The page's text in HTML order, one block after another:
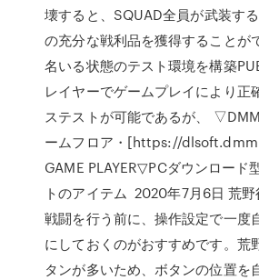
壊すると、SQUAD全員が武装す
の充分な戦利品を獲得することが
名いる状態のテスト環境を構築
レイヤーでゲームプレイにより正
ステストが可能であるが、
ームフロア・[https://
GAME PLAYER▽PCダウンロード
トのアイテム 2020年7月6日 荒
戦闘を行う前に、操作設定で一度
にしておくのがおすすめです。荒
タンが多いため、ボタンの位置を